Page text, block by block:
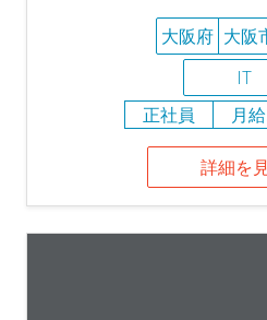
大阪府 大阪
IT
正社員
月
詳細を